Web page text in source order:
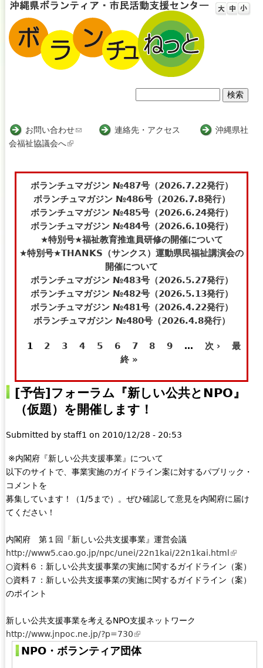
Jump to navigation
索
ォ
ー
ム
お問い合わせ(
n
k
s
e
n
d
s
-
m
a
i
連絡先・アクセス
沖縄県社
会福祉協議会へ(
i
n
k
i
s
e
x
e
r
n
a
)
ボランチュマガジン №487号（2026.7.22発行）
ボランチュマガジン №486号（2026.7.8発行）
ボランチュマガジン №485号（2026.6.24発行）
ボランチュマガジン №484号（2026.6.10発行）
★特別号★福祉教育推進員研修の開催について
★特別号★THANKS（サンクス）運動県民福祉講演会の
開催について
ボランチュマガジン №483号（2026.5.27発行）
ボランチュマガジン №482号（2026.5.13発行）
ボランチュマガジン №481号（2026.4.22発行）
ボランチュマガジン №480号（2026.4.8発行）
ペ
ジ
1 2 3 4 5 6 7 8 9 … 次 ›
最
終 »
[予告]フォーラム『新しい公共とNPO』
（仮題）を開催します！
Submitted by staff1 on 2010/12/28 - 20:53
※内閣府『新しい公共支援事業』について
以下のサイトで、事業実施のガイドライン案に対するパブリック・
コメントを
募集しています！（1/5まで）。ぜひ確認して意見を内閣府に届け
てください！
内閣府 第１回『新しい公共支援事業』運営会議
http://www5.cao.go.jp/npc/unei/22n1kai/22n1kai.html (
○資料６：新しい公共支援事業の実施に関するガイドライン（案）
○資料７：新しい公共支援事業の実施に関するガイドライン（案）
のポイント
新しい公共支援事業を考えるNPO支援ネットワーク
http://www.jnpoc.ne.jp/?p=730(
l
NPO・ボランティア団体